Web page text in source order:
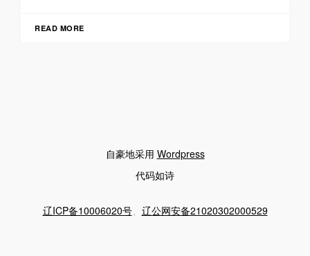
READ MORE
自豪地采用 Wordpress
代码如诗
辽ICP备10006020号、 辽公网安备21020302000529